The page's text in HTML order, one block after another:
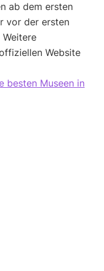
ab dem ersten
vor der ersten
Website
besten Museen in